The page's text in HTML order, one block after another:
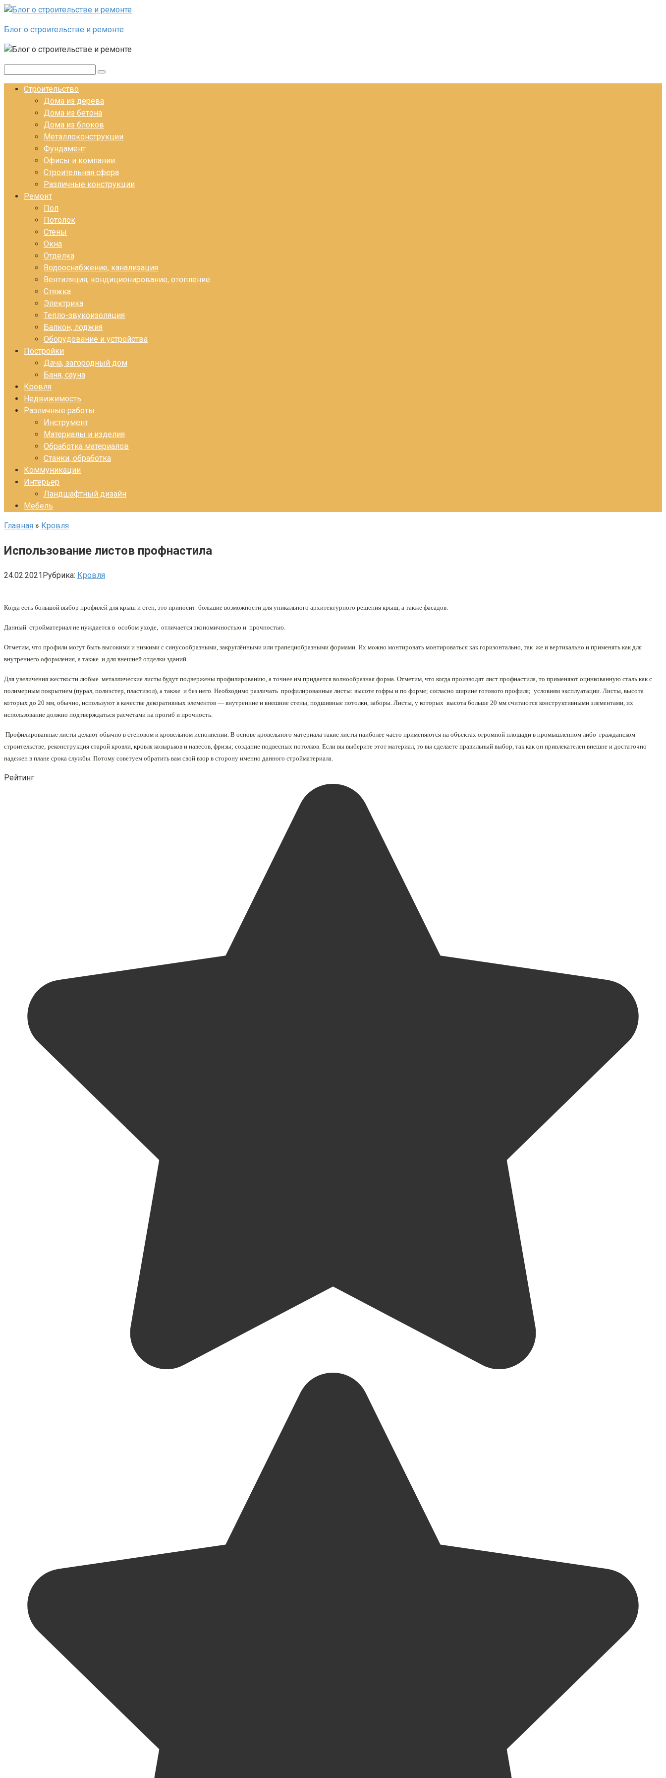
Перейти к контенту
Блог о строительстве и ремонте
Строительство
Дома из дерева
Дома из бетона
Дома из блоков
Металлоконструкции
Фундамент
Офисы и компании
Строительная сфера
Различные конструкции
Ремонт
Пол
Потолок
Стены
Окна
Отделка
Водооснабжение, канализация
Вентиляция, кондиционирование, отопление
Стяжка
Электрика
Тепло-звукоизоляция
Балкон, лоджия
Оборудование и устройства
Постройки
Дача, загородный дом
Баня, сауна
Кровля
Недвижимость
Различные работы
Инструмент
Материалы и изделия
Обработка материалов
Станки, обработка
Коммуникации
Интерьер
Ландшафтный дизайн
Мебель
Главная » Кровля
Использование листов профнастила
24.02.2021Рубрика: Кровля
Когда есть большой выбор профилей для крыш и стен, это приносит большие возможности для уникального архитектурного решения крыш, а также фасадов.
Данный стройматериал не нуждается в особом уходе, отличается экономичностью и прочностью.
Отметим, что профили могут быть высокими и низкими с синусообразными, закруглёнными или трапециобразными формами. Их можно монтировать монтироваться как горизонтально, так же и вертикально и применять как для
внутреннего оформления, а также и для внешней отделки зданий.
Для увеличения жесткости любые металлические листы будут подвержены профилированию, а точнее им придается волнообразная форма. Отметим, что когда производят лист профнастила, то применяют оцинкованную сталь как с
полимерным покрытием (пурал, полиэстер, пластизол), а также и без него. Необходимо различать профилированные листы: высоте гофры и по форме; согласно ширине готового профиля; условиям эксплуатации. Листы, высота
которых до 20 мм, обычно, используют в качестве декоративных элементов — внутренние и внешние стены, подшивные потолки, заборы. Листы, у которых высота больше 20 мм считаются конструктивными элементами, их
использование должно подтверждаться расчетами на прогиб и прочность.
Профилированные листы делают обычно в стеновом и кровельном исполнении. В основе кровельного материала такие листы наиболее часто применяются на объектах огромной площади в промышленном либо гражданском
строительстве; реконструкция старой кровли, кровля козырьков и навесов, фризы; создание подвесных потолков. Если вы выберите этот материал, то вы сделаете правильный выбор, так как он привлекателен внешне и достаточно
надежен в плане срока службы. Потому советуем обратить вам свой взор в сторону именно данного стройматериала.
Рейтинг